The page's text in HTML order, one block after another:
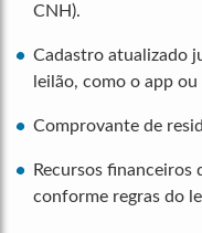
CNH).
Cadastro atualizado
leilão, como o app
Comprovante de
Recursos financeiros
conforme regras do